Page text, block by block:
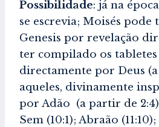
Possibilidade: já na
se escrevia; Moisés
Genesis por revelação
ter compilado os tabletes
directamente por Deus (a
aqueles, divinamente
por Adão (a partir de
Sem (10:1); Abraão